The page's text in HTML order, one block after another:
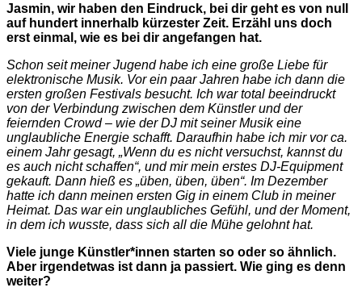
Jasmin, wir haben den Eindruck, bei dir geht es von null
auf hundert innerhalb kürzester Zeit. Erzähl uns doch
erst einmal, wie es bei dir angefangen hat.
Schon seit meiner Jugend habe ich eine große Liebe für
elektronische Musik. Vor ein paar Jahren habe ich dann die
ersten großen Festivals besucht. Ich war total beeindruckt
von der Verbindung zwischen dem Künstler und der
feiernden Crowd – wie der DJ mit seiner Musik eine
unglaubliche Energie schafft. Daraufhin habe ich mir vor ca.
einem Jahr gesagt, „Wenn du es nicht versuchst, kannst du
es auch nicht schaffen“, und mir mein erstes DJ-Equipment
gekauft. Dann hieß es „üben, üben, üben“. Im Dezember
hatte ich dann meinen ersten Gig in einem Club in meiner
Heimat. Das war ein unglaubliches Gefühl, und der Moment,
in dem ich wusste, dass sich all die Mühe gelohnt hat.
Viele junge Künstler*innen starten so oder so ähnlich.
Aber irgendetwas ist dann ja passiert. Wie ging es denn
weiter?